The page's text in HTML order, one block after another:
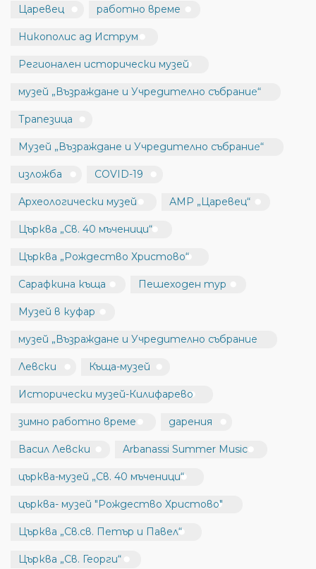
Царевец работно време
Никополис ад Иструм
Регионален исторически музей
музей „Възраждане и Учредително събрание“
Трапезица
Музей „Възраждане и Учредително събрание“
изложба COVID-19
Археологически музей АМР „Царевец“
Църква „Св. 40 мъченици“
Църква „Рождество Христово“
Сарафкина къща Пешеходен тур
Музей в куфар
музей „Възраждане и Учредително събрание
Левски Къща-музей
Исторически музей-Килифарево
зимно работно време дарения
Васил Левски Arbanassi Summer Music
църква-музей „Св. 40 мъченици“
църква- музей "Рождество Христово"
Църква „Св.св. Петър и Павел“
Църква „Св. Георги“